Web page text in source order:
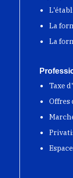
La
La
Taxe
Offres